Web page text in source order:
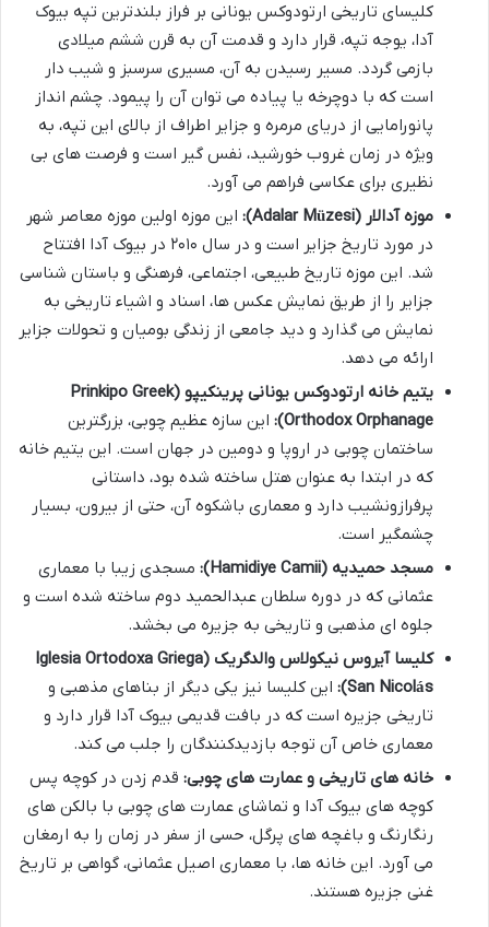
کلیسای تاریخی ارتودوکس یونانی بر فراز بلندترین تپه بیوک
آدا، یوجه تپه، قرار دارد و قدمت آن به قرن ششم میلادی
بازمی گردد. مسیر رسیدن به آن، مسیری سرسبز و شیب دار
است که با دوچرخه یا پیاده می توان آن را پیمود. چشم انداز
پانورامایی از دریای مرمره و جزایر اطراف از بالای این تپه، به
ویژه در زمان غروب خورشید، نفس گیر است و فرصت های بی
نظیری برای عکاسی فراهم می آورد.
موزه آدالار (Adalar Müzesi):
این موزه اولین موزه معاصر شهر
در مورد تاریخ جزایر است و در سال ۲۰۱۰ در بیوک آدا افتتاح
شد. این موزه تاریخ طبیعی، اجتماعی، فرهنگی و باستان شناسی
جزایر را از طریق نمایش عکس ها، اسناد و اشیاء تاریخی به
نمایش می گذارد و دید جامعی از زندگی بومیان و تحولات جزایر
ارائه می دهد.
یتیم خانه ارتودوکس یونانی پرینکیپو (Prinkipo Greek
Orthodox Orphanage):
این سازه عظیم چوبی، بزرگترین
ساختمان چوبی در اروپا و دومین در جهان است. این یتیم خانه
که در ابتدا به عنوان هتل ساخته شده بود، داستانی
پرفرازونشیب دارد و معماری باشکوه آن، حتی از بیرون، بسیار
چشمگیر است.
مسجد حمیدیه (Hamidiye Camii):
مسجدی زیبا با معماری
عثمانی که در دوره سلطان عبدالحمید دوم ساخته شده است و
جلوه ای مذهبی و تاریخی به جزیره می بخشد.
کلیسا آیروس نیکولاس والدگریک (Iglesia Ortodoxa Griega
San Nicolás):
این کلیسا نیز یکی دیگر از بناهای مذهبی و
تاریخی جزیره است که در بافت قدیمی بیوک آدا قرار دارد و
معماری خاص آن توجه بازدیدکنندگان را جلب می کند.
خانه های تاریخی و عمارت های چوبی: قدم زدن در کوچه پس
کوچه های بیوک آدا و تماشای عمارت های چوبی با بالکن های
رنگارنگ و باغچه های پرگل، حسی از سفر در زمان را به ارمغان
می آورد. این خانه ها، با معماری اصیل عثمانی، گواهی بر تاریخ
غنی جزیره هستند.